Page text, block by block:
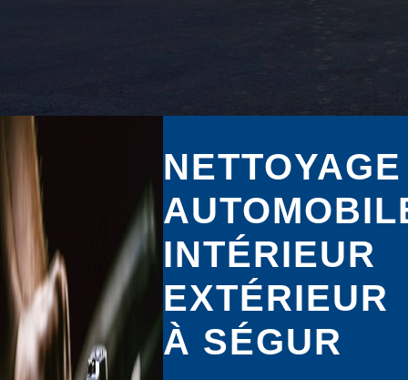
NETTOYAGE
INTÉRIEUR
EXTÉRIEUR
À SÉGUR